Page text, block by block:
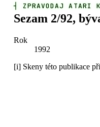
┤ ZPRAVODAJ ATARI
Sezam 2/92,
Rok
1992
[i] Skeny této publikace